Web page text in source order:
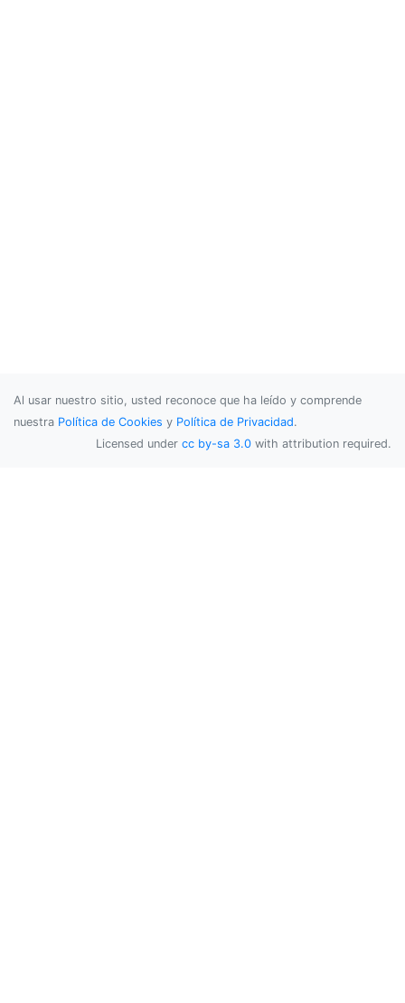
Al usar nuestro sitio, usted reconoce que ha leído y comprende
nuestra Política de Cookies y Política de Privacidad.
Licensed under cc by-sa 3.0 with attribution required.